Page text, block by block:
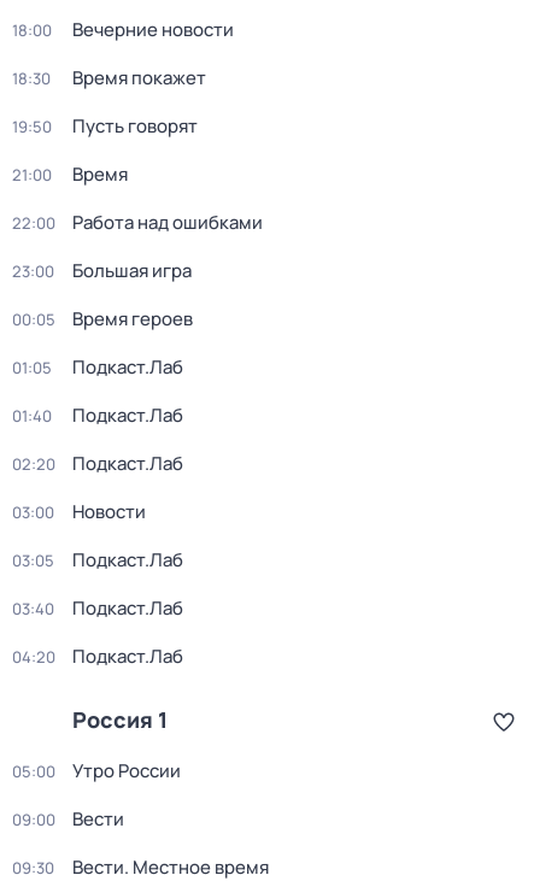
18:00 Вечерние новости
18:30 Время покажет
19:50 Пусть говорят
21:00 Время
22:00 Работа над ошибками
23:00 Большая игра
00:05 Время героев
01:05 Подкаст.Лаб
01:40 Подкаст.Лаб
02:20 Подкаст.Лаб
03:00 Новости
03:05 Подкаст.Лаб
03:40 Подкаст.Лаб
04:20 Подкаст.Лаб
Россия 1
05:00 Утро России
09:00 Вести
09:30 Вести. Местное время